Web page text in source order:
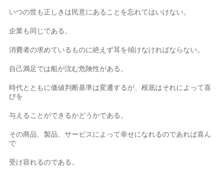
いつの世も正しきは民意にあることを忘れてはいけない。
企業も同じである。
消費者の求めているものに絶えず耳を傾けなければならない。
自己満足では船が沈む危険性がある。
時代とともに価値判断基準は変遷するが、根底はそれによって喜
びを
与えることができるかどうかである。
その商品、製品、サービスによって幸せになれるのであれば喜ん
で
受け容れるのである。